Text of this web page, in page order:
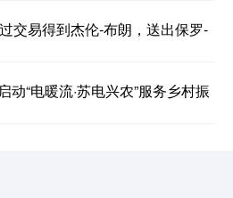
交易得到杰伦-布朗，送出保罗-
“电暖流·苏电兴农”服务乡村振